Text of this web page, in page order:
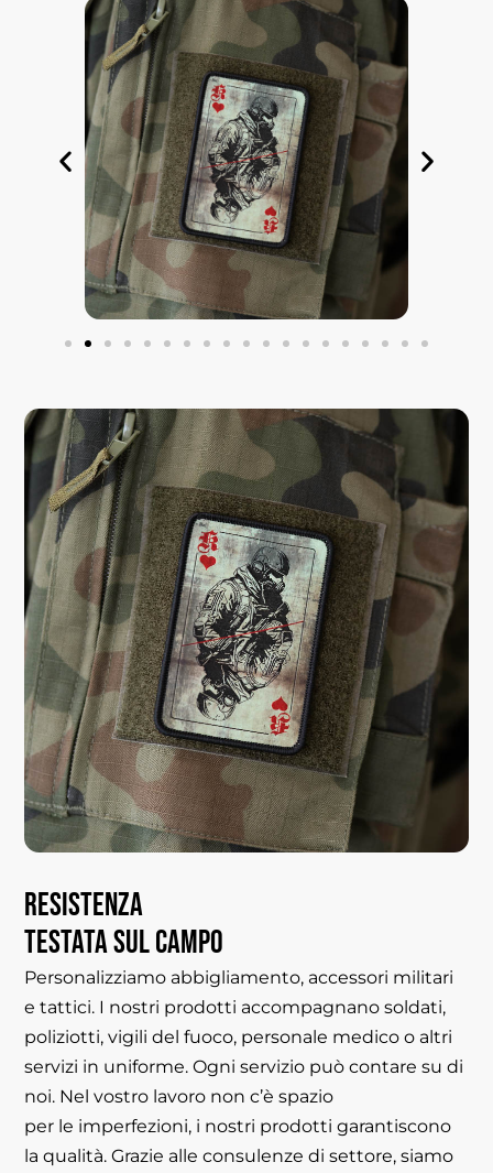
Resistenza
testatasulcampo
Personalizziamo abbigliamento, accessori militari
e tattici. I nostri prodotti accompagnano soldati,
poliziotti, vigili del fuoco, personale medico o altri
servizi in uniforme. Ogni servizio può contare su di
noi. Nel vostro lavoro non c’è spazio
per le imperfezioni, i nostri prodotti garantiscono
la qualità. Grazie alle consulenze di settore, siamo